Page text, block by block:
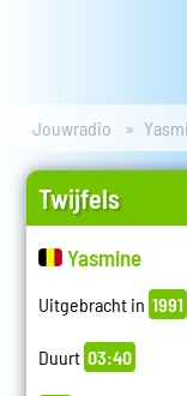
Jouwradio
Twijfels
Yasmine
Uitgebracht in 1991
Duurt 03:40